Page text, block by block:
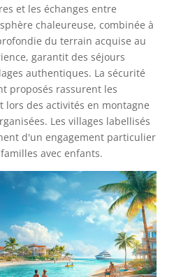
et les échanges entre
chaleureuse, combinée à
du terrain acquise au
garantit des séjours
authentiques. La sécurité
proposés rassurent les
lors des activités en montagne
Les villages labellisés
d'un engagement particulier
avec enfants.